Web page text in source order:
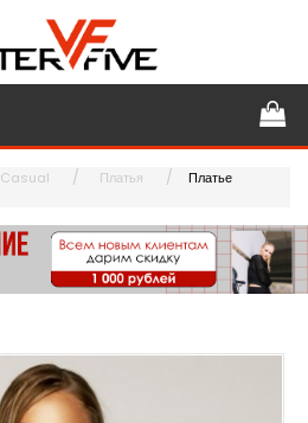
Casual Платья
Платье